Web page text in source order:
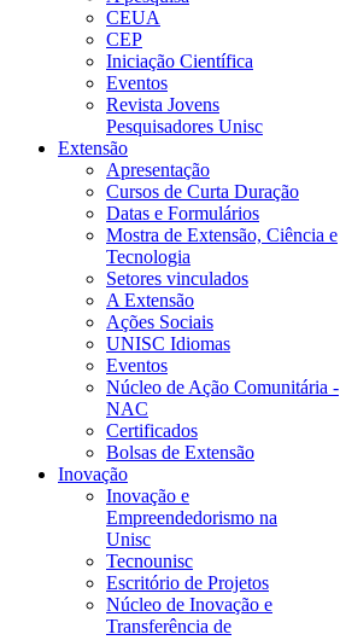
CEUA
CEP
Iniciação Científica
Eventos
Revista Jovens
Pesquisadores Unisc
Extensão
Apresentação
Cursos de Curta Duração
Datas e Formulários
Mostra de Extensão, Ciência e
Tecnologia
Setores vinculados
A Extensão
Ações Sociais
UNISC Idiomas
Eventos
Núcleo de Ação Comunitária -
NAC
Certificados
Bolsas de Extensão
Inovação
Inovação e
Empreendedorismo na
Unisc
Tecnounisc
Escritório de Projetos
Núcleo de Inovação e
Transferência de